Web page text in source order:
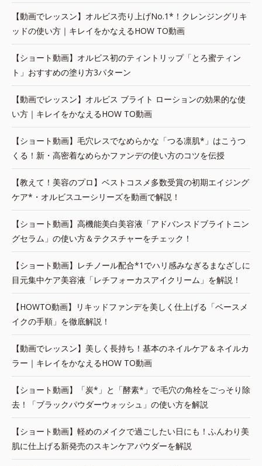
【動画でレッスン】オルビス売り上げNo.1*！クレンジングリキ
ッドの使い方｜キレイをかなえるHOW TO動画
【ショート動画】オルビス初のティントリップ「とろ蜜ティン
ト」おすすめの塗り方3パターン
【動画でレッスン】オルビス ブライト ローションの効果的な使
い方｜キレイをかなえるHOW TO動画
【ショート動画】毛穴レスでなめらかな「つる凛肌*」はこうつ
くる！新・高密着なめらかファンデの使い方のコツを伝授
【教えて！美容のプロ】ベストコスメ多数受賞の初期エイジング
ケア*・オルビスユーシリーズを動画で解説！
【ショート動画】高機能美白美容液「アドバンスドブライトニン
グセラム」の使い方＆テクスチャーをチェック！
【ショート動画】レチノール配合*1でハリ感みなぎるまなざしに
目元集中ケア美容液「レチフォーカスアイクリーム」を解説！
【HOWTO動画】リキッドファンデを美しく仕上げる「ベースメ
イクの手順」を徹底解説！
【動画でレッスン】美しく長持ち！基本のネイルケア＆ネイルカ
ラー｜キレイをかなえるHOW TO動画
【ショート動画】「炭*」と「酵素*」で毛穴の角栓をごっそり除
去！「ブラックパウダーウォッシュ」の使い方を解説
【ショート動画】軽めのメイクで過ごしたい日にも！ふんわり美
肌に仕上げる新発売のスキンケアパウダーを解説